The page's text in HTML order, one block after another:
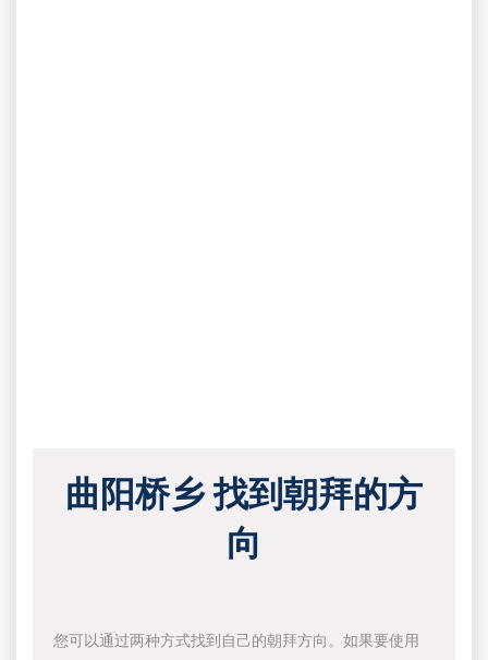
曲阳桥乡 找到朝拜的方
向
您可以通过两种方式找到自己的朝拜方向。如果要使用